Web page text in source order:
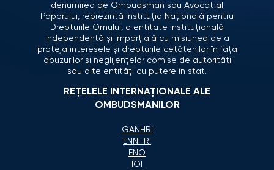
denumirea de Ombudsman sau Avocat al
Poporului, reprezintă Instituția Națională pentru
Drepturile Omului, o entitate instituțională
independentă și imparțială cu misiunea de a
proteja interesele și drepturile cetățenilor în fața
abuzurilor și neglijențelor comise de autorități
sau alte entități cu putere în stat.
REȚELELE INTERNAȚIONALE ALE
OMBUDSMANILOR
GANHRI
ENNHRI
ENO
IOI